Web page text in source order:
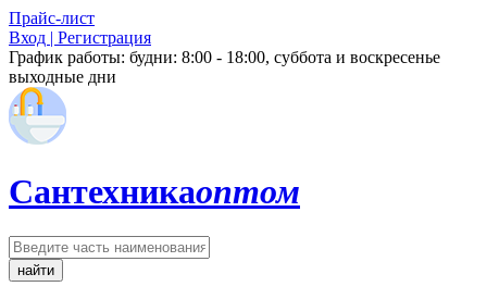
Прайс-лист
Вход | Регистрация
График работы: будни: 8:00 - 18:00, суббота и воскресенье
выходные дни
Сантехникаоптом
найти